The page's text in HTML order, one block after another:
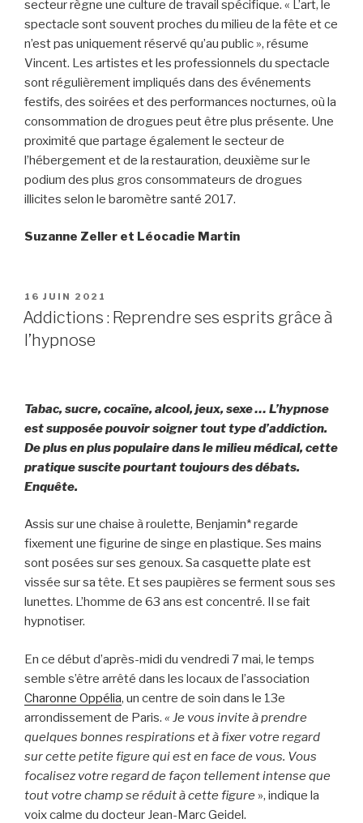
secteur règne une culture de travail spécifique. « L’art, le
spectacle sont souvent proches du milieu de la fête et ce
n’est pas uniquement réservé qu’au public », résume
Vincent. Les artistes et les professionnels du spectacle
sont régulièrement impliqués dans des événements
festifs, des soirées et des performances nocturnes, où la
consommation de drogues peut être plus présente. Une
proximité que partage également le secteur de
l’hébergement et de la restauration, deuxième sur le
podium des plus gros consommateurs de drogues
illicites selon le baromètre santé 2017.
Suzanne Zeller et Léocadie Martin
PUBLIÉ
LE
16 JUIN 2021
Addictions : Reprendre ses esprits grâce à
l’hypnose
Tabac, sucre, cocaïne, alcool, jeux, sexe … L’hypnose
est supposée pouvoir soigner tout type d’addiction.
De plus en plus populaire dans le milieu médical, cette
pratique suscite pourtant toujours des débats.
Enquête.
Assis sur une chaise à roulette, Benjamin* regarde
fixement une figurine de singe en plastique. Ses mains
sont posées sur ses genoux. Sa casquette plate est
vissée sur sa tête. Et ses paupières se ferment sous ses
lunettes. L’homme de 63 ans est concentré. Il se fait
hypnotiser.
En ce début d’après-midi du vendredi 7 mai, le temps
semble s’être arrêté dans les locaux de l’association
Charonne Oppélia, un centre de soin dans le 13e
arrondissement de Paris. « Je vous invite à prendre
quelques bonnes respirations et à fixer votre regard
sur cette petite figure qui est en face de vous. Vous
focalisez votre regard de façon tellement intense que
tout votre champ se réduit à cette figure », indique la
voix calme du docteur Jean-Marc Geidel.